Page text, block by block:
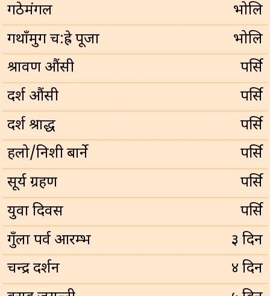
गठेमंगल
भोलि
गथाँमुग च:ह्रे पूजा
भोलि
श्रावण औंसी
पर्सि
दर्श औंसी
पर्सि
दर्श श्राद्ध
पर्सि
हलो/निशी बार्ने
पर्सि
सूर्य ग्रहण
पर्सि
युवा दिवस
पर्सि
गुँला पर्व आरम्भ
३ दिन
चन्द्र दर्शन
४ दिन